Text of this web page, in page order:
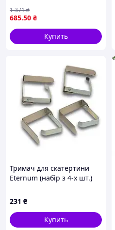
використання
685.50 ₴
1 371₴
Купить
Тримач для скатертини
Eternum (набір з 4-х шт.)
231 ₴
Купить